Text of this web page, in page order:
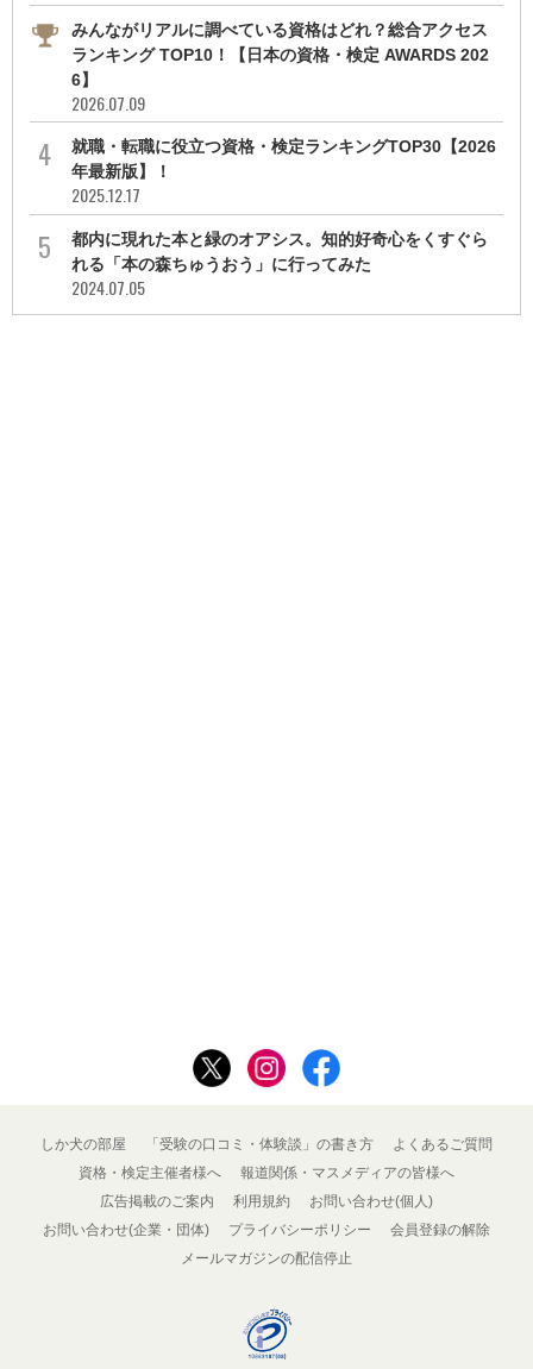
みんながリアルに調べている資格はどれ？総合アクセス
ランキング TOP10！【日本の資格・検定 AWARDS 202
6】
2026.07.09
就職・転職に役立つ資格・検定ランキングTOP30【2026
年最新版】！
2025.12.17
都内に現れた本と緑のオアシス。知的好奇心をくすぐら
れる「本の森ちゅうおう」に行ってみた
2024.07.05
しか犬の部屋 「受験の口コミ・体験談」の書き方
よくあるご質問
資格・検定主催者様へ
報道関係・マスメディアの皆様へ
広告掲載のご案内
利用規約
お問い合わせ(個人)
お問い合わせ(企業・団体)
プライバシーポリシー
会員登録の解除
メールマガジンの配信停止